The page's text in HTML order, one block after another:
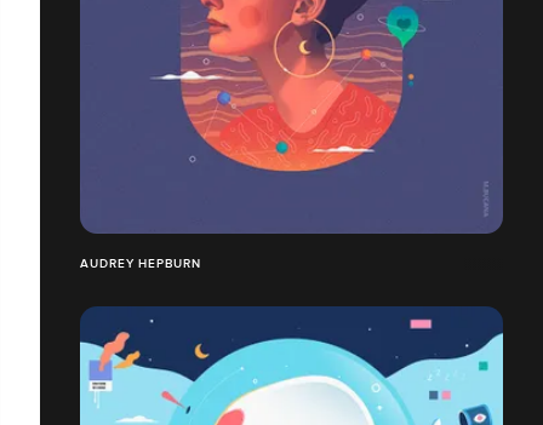
AUDREY HEPBURN